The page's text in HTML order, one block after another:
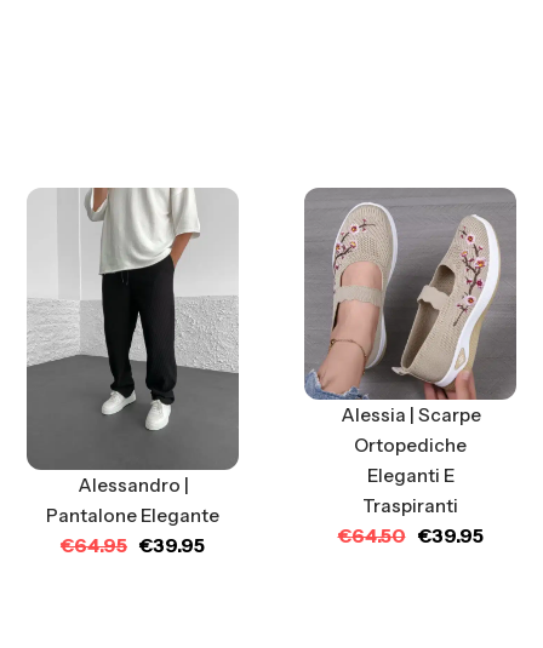
Alessandro |
Pantalone Elegante
€64.95 €39.95
Alessia | Scarpe
Ortopediche
Eleganti E
Traspiranti
€64.50 €39.95